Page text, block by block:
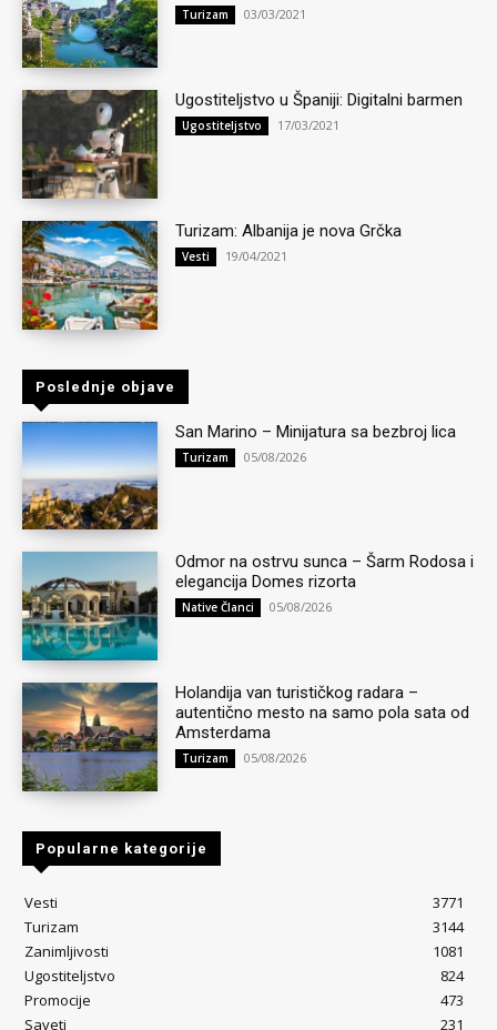
Turizam 03/03/2021
Ugostiteljstvo u Španiji: Digitalni barmen
Ugostiteljstvo 17/03/2021
Turizam: Albanija je nova Grčka
Vesti 19/04/2021
Poslednje objave
San Marino – Minijatura sa bezbroj lica
Turizam 05/08/2026
Odmor na ostrvu sunca – Šarm Rodosa i
elegancija Domes rizorta
Native Članci 05/08/2026
Holandija van turističkog radara –
autentično mesto na samo pola sata od
Amsterdama
Turizam 05/08/2026
Popularne kategorije
Vesti
3771
Turizam
3144
Zanimljivosti
1081
Ugostiteljstvo
824
Promocije
473
Saveti
231